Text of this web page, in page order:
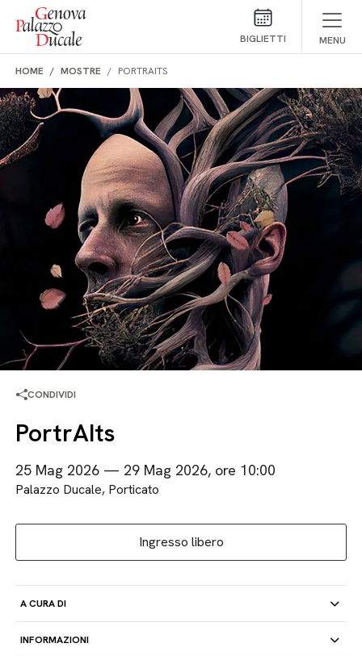
Salta al contenuto
BIGLIETTI MENU
HOME MOSTRE PORTRAITS
CONDIVIDI
PortrAIts
25 Mag 2026 — 29 Mag 2026, ore 10:00
Palazzo Ducale, Porticato
Ingresso libero
A CURA DI
INFORMAZIONI